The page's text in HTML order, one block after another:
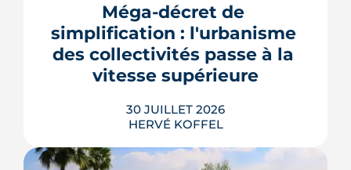
étudiants internationaux, une réforme
des aides au logement entrée en
vigueur le 1er juillet vient alourdir la
note.
LIRE L'ARTICLE
Méga-décret de
simplification : l'urbanisme
des collectivités passe à la
vitesse supérieure
30 JUILLET 2026
HERVÉ KOFFEL